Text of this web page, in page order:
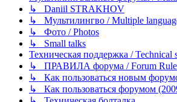
↳ Daniil STRAKHOV
↳ Мультилингво / Multiple
↳ Фото / Photos
↳ Small talks
Техническая поддержка / Technical
↳ ПРАВИЛА форума / Forum
↳ Как пользоваться новым
↳ Как пользоваться форумом